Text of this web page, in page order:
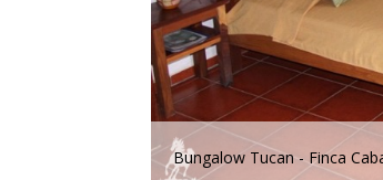
Bungalow Tucan - Finca